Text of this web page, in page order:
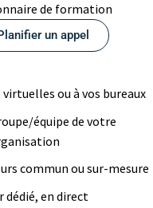
de formation
un appel
virtuelles ou à vos bureaux
équipe de votre
commun ou sur-mesure
dédié, en direct